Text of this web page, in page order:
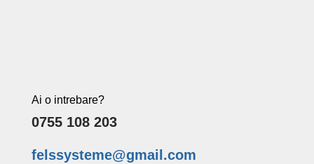
Ai o intrebare?
0755 108 203
felssysteme@gmail.com